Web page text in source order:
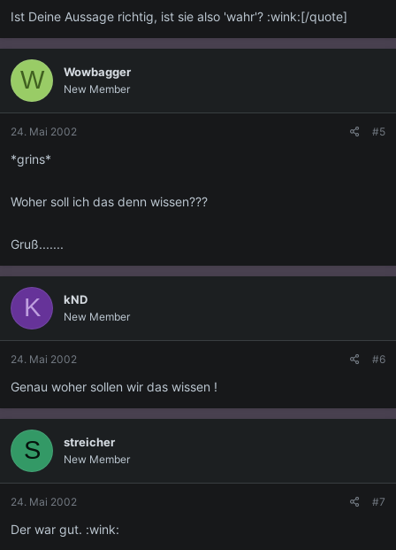
Ist Deine Aussage richtig, ist sie also 'wahr'? :wink:[/quote]
W Wowbagger
New Member
24. Mai 2002 #5
*grins*
Woher soll ich das denn wissen???
Gruß.......
K kND
New Member
24. Mai 2002 #6
Genau woher sollen wir das wissen !
S streicher
New Member
24. Mai 2002 #7
Der war gut. :wink: